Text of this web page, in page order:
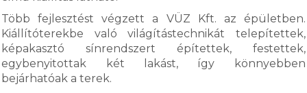
Több fejlesztést végzett a VÜZ Kft. az épületben.
Kiállítóterekbe való világítástechnikát telepítettek,
képakasztó sínrendszert építettek, festettek,
egybenyitottak két lakást, így könnyebben
bejárhatóak a terek.